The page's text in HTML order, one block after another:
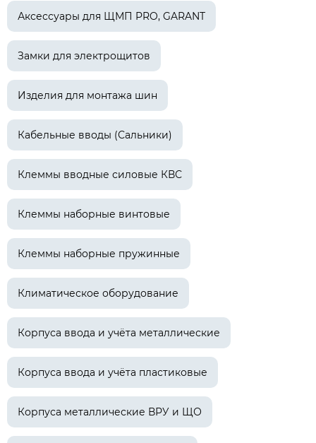
Аксессуары для ЩМП PRO, GARANT
Замки для электрощитов
Изделия для монтажа шин
Кабельные вводы (Сальники)
Клеммы вводные силовые КВС
Клеммы наборные винтовые
Клеммы наборные пружинные
Климатическое оборудование
Корпуса ввода и учёта металлические
Корпуса ввода и учёта пластиковые
Корпуса металлические ВРУ и ЩО